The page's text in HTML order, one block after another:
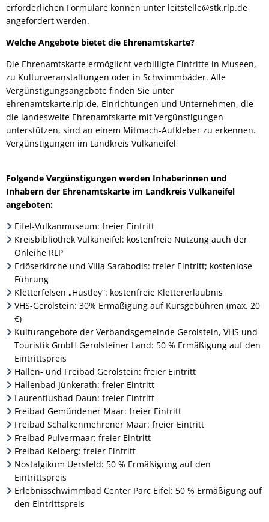
erforderlichen Formulare können unter leitstelle@stk.rlp.de
angefordert werden.
Welche Angebote bietet die Ehrenamtskarte?
Die Ehrenamtskarte ermöglicht verbilligte Eintritte in Museen,
zu Kulturveranstaltungen oder in Schwimmbäder. Alle
Vergünstigungsangebote finden Sie unter
ehrenamtskarte.rlp.de. Einrichtungen und Unternehmen, die
die landesweite Ehrenamtskarte mit Vergünstigungen
unterstützen, sind an einem Mitmach-Aufkleber zu erkennen.
Vergünstigungen im Landkreis Vulkaneifel
Folgende Vergünstigungen werden Inhaberinnen und
Inhabern der Ehrenamtskarte im Landkreis Vulkaneifel
angeboten:
Eifel-Vulkanmuseum: freier Eintritt
Kreisbibliothek Vulkaneifel: kostenfreie Nutzung auch der
Onleihe RLP
Erlöserkirche und Villa Sarabodis: freier Eintritt; kostenlose
Führung
Kletterfelsen „Hustley“: kostenfreie Klettererlaubnis
VHS-Gerolstein: 30% Ermäßigung auf Kursgebühren (max. 20
€)
Kulturangebote der Verbandsgemeinde Gerolstein, VHS und
Touristik GmbH Gerolsteiner Land: 50 % Ermäßigung auf den
Eintrittspreis
Hallen- und Freibad Gerolstein: freier Eintritt
Hallenbad Jünkerath: freier Eintritt
Laurentiusbad Daun: freier Eintritt
Freibad Gemündener Maar: freier Eintritt
Freibad Schalkenmehrener Maar: freier Eintritt
Freibad Pulvermaar: freier Eintritt
Freibad Kelberg: freier Eintritt
Nostalgikum Uersfeld: 50 % Ermäßigung auf den
Eintrittspreis
Erlebnisschwimmbad Center Parc Eifel: 50 % Ermäßigung auf
den Eintrittspreis